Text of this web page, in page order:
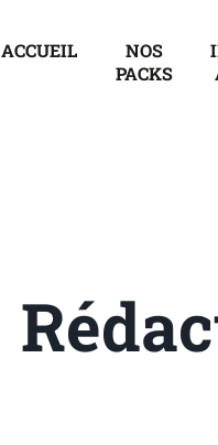
ACCUEIL
NOS
PACKS